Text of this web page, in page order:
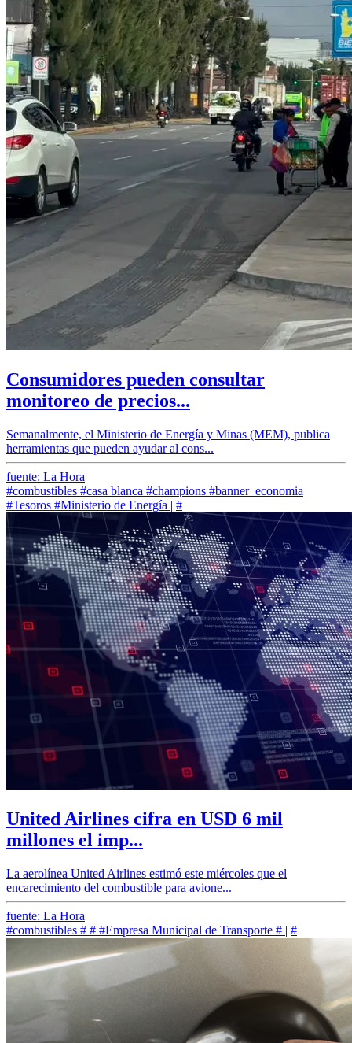
Consumidores pueden consultar
monitoreo de precios...
Semanalmente, el Ministerio de Energía y Minas (MEM), publica
herramientas que pueden ayudar al cons...
fuente: La Hora
#combustibles #casa blanca #champions #banner_economia
#Tesoros #Ministerio de Energía | #
United Airlines cifra en USD 6 mil
millones el imp...
La aerolínea United Airlines estimó este miércoles que el
encarecimiento del combustible para avione...
fuente: La Hora
#combustibles # # #Empresa Municipal de Transporte # | #